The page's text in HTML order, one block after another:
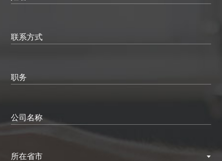
联系方式
职务
公司名称
所在省市